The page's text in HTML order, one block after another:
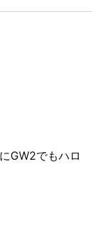
GW2でもハロ